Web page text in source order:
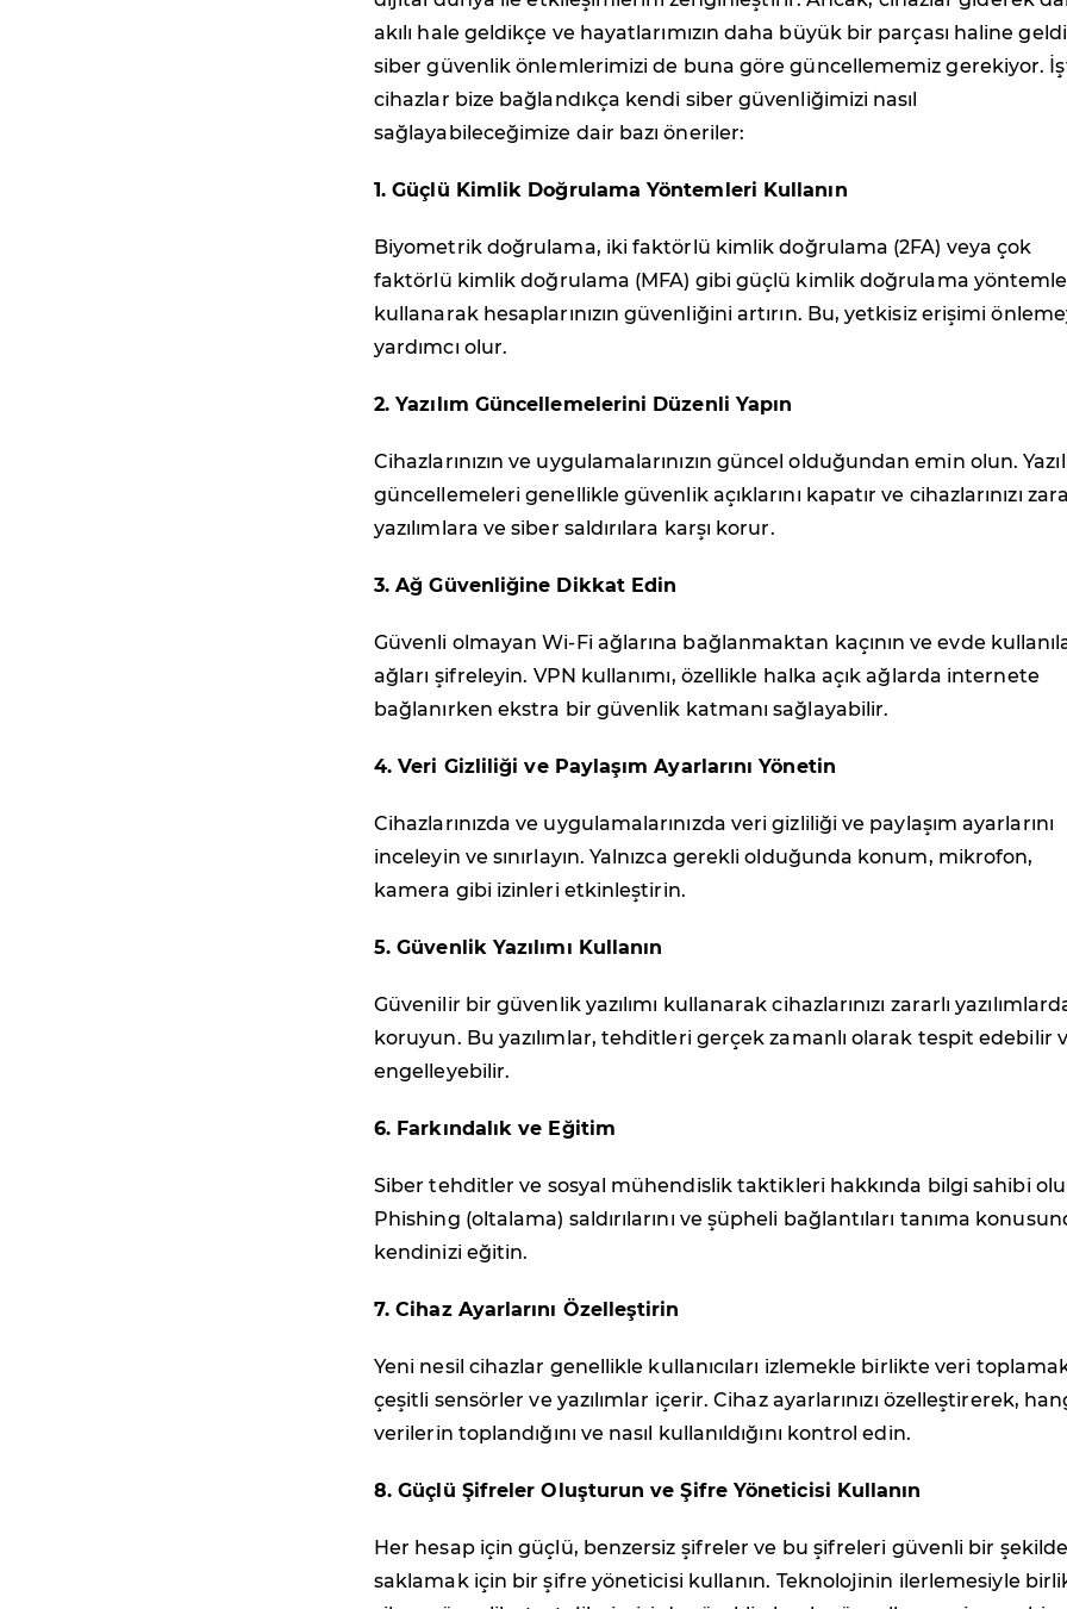
akılı hale geldikçe ve hayatlarımızın daha büyük bir parçası haline
siber güvenlik önlemlerimizi de buna göre güncellememiz gerekiyor.
cihazlar bize bağlandıkça kendi siber güvenliğimizi nasıl
sağlayabileceğimize dair bazı öneriler:
1. Güçlü Kimlik Doğrulama Yöntemleri Kullanın
Biyometrik doğrulama, iki faktörlü kimlik doğrulama (2FA) veya çok
faktörlü kimlik doğrulama (MFA) gibi güçlü kimlik doğrulama
kullanarak hesaplarınızın güvenliğini artırın. Bu, yetkisiz erişimi
yardımcı olur.
2. Yazılım Güncellemelerini Düzenli Yapın
Cihazlarınızın ve uygulamalarınızın güncel olduğundan emin olun.
güncellemeleri genellikle güvenlik açıklarını kapatır ve cihazlarınızı
yazılımlara ve siber saldırılara karşı korur.
3. Ağ Güvenliğine Dikkat Edin
Güvenli olmayan Wi-Fi ağlarına bağlanmaktan kaçının ve evde
ağları şifreleyin. VPN kullanımı, özellikle halka açık ağlarda internete
bağlanırken ekstra bir güvenlik katmanı sağlayabilir.
4. Veri Gizliliği ve Paylaşım Ayarlarını Yönetin
Cihazlarınızda ve uygulamalarınızda veri gizliliği ve paylaşım ayarlarını
inceleyin ve sınırlayın. Yalnızca gerekli olduğunda konum, mikrofon,
kamera gibi izinleri etkinleştirin.
5. Güvenlik Yazılımı Kullanın
Güvenilir bir güvenlik yazılımı kullanarak cihazlarınızı zararlı
koruyun. Bu yazılımlar, tehditleri gerçek zamanlı olarak tespit edebilir
engelleyebilir.
6. Farkındalık ve Eğitim
Siber tehditler ve sosyal mühendislik taktikleri hakkında bilgi sahibi
Phishing (oltalama) saldırılarını ve şüpheli bağlantıları tanıma
kendinizi eğitin.
7. Cihaz Ayarlarını Özelleştirin
Yeni nesil cihazlar genellikle kullanıcıları izlemekle birlikte veri
çeşitli sensörler ve yazılımlar içerir. Cihaz ayarlarınızı özelleştirerek,
verilerin toplandığını ve nasıl kullanıldığını kontrol edin.
8. Güçlü Şifreler Oluşturun ve Şifre Yöneticisi Kullanın
Her hesap için güçlü, benzersiz şifreler ve bu şifreleri güvenli bir şekilde
saklamak için bir şifre yöneticisi kullanın. Teknolojinin ilerlemesiyle